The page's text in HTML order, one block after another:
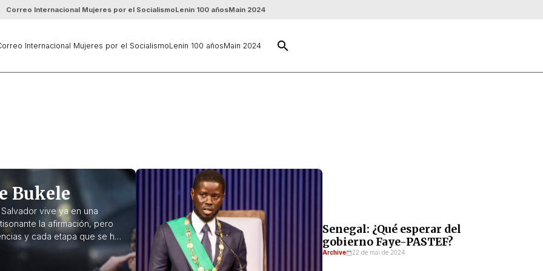
Correo Internacional Mujeres por el SocialismoLenin 100 añosMain 2024
Internacional Mujeres por el SocialismoLenin 100 añosMain 2024 search
Bukele
Salvador vive ya en una
la afirmación, pero
y cada etapa que se ha
Senegal: ¿Qué esperar del
gobierno Faye-PASTEF?
Archive 22 de mai de 2024